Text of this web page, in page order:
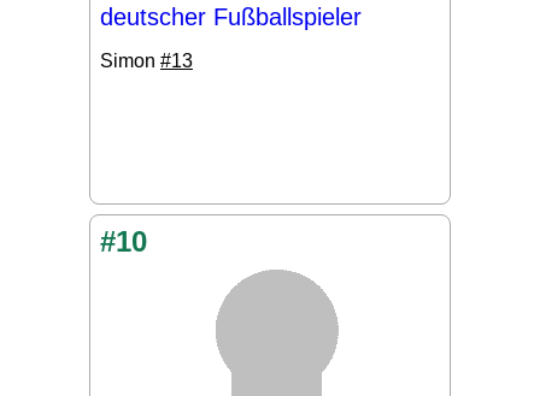
deutscher Fußballspieler
Simon #13
#10